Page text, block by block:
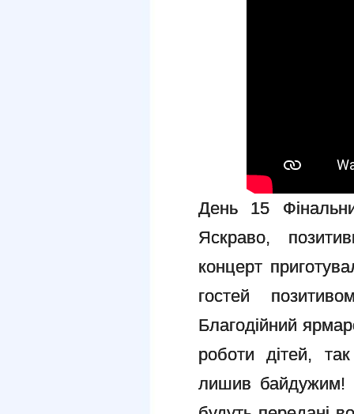
День 15
Яскраво,
концерт
гостей
Благодійний
роботи дітей,
лишив байдужим!